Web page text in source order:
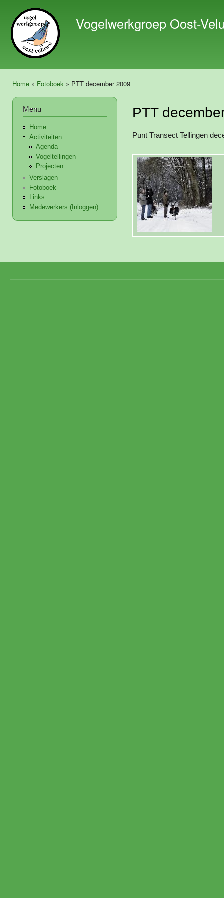
en
de
Vogelwerkgroep Oost-
Home » Fotoboek » PTT december 2009
Menu
Home
Activiteiten
Agenda
Vogeltellingen
Projecten
Verslagen
Fotoboek
Links
Medewerkers (Inloggen)
PTT
Punt Transect Tellingen